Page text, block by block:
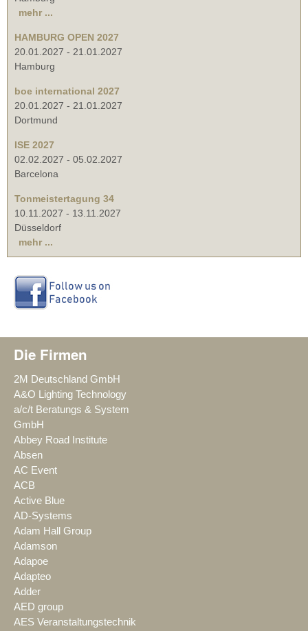
mehr ...
HAMBURG OPEN 2027
20.01.2027 - 21.01.2027
Hamburg
boe international 2027
20.01.2027 - 21.01.2027
Dortmund
ISE 2027
02.02.2027 - 05.02.2027
Barcelona
Tonmeistertagung 34
10.11.2027 - 13.11.2027
Düsseldorf
mehr ...
Die Firmen
2M Deutschland GmbH
A&O Lighting Technology
a/c/t Beratungs & System
GmbH
Abbey Road Institute
Absen
AC Event
ACB
Active Blue
AD-Systems
Adam Hall Group
Adamson
Adapoe
Adapteo
Adder
AED group
AES Veranstaltungstechnik